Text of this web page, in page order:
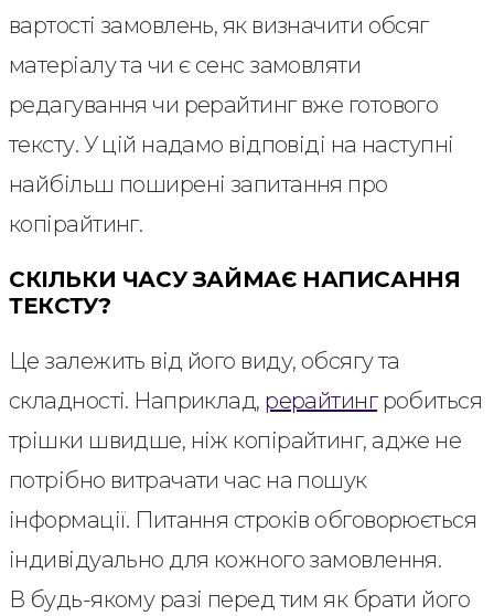
вартості замовлень, як визначити обсяг
матеріалу та чи є сенс замовляти
редагування чи рерайтинг вже готового
тексту. У цій надамо відповіді на наступні
найбільш поширені запитання про
копірайтинг.
СКІЛЬКИ ЧАСУ ЗАЙМАЄ НАПИСАННЯ
ТЕКСТУ?
Це залежить від його виду, обсягу та
складності. Наприклад, рерайтингробиться
трішки швидше, ніж копірайтинг, адже не
потрібно витрачати час на пошук
інформації. Питання строків обговорюється
індивідуально для кожного замовлення.
В будь-якому разі перед тим як брати його